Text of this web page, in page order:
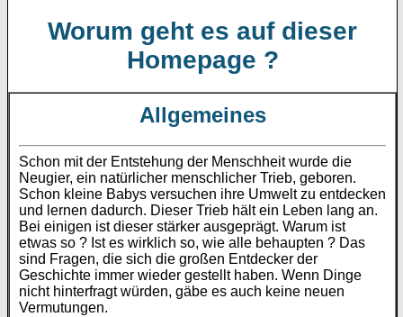
Worum geht es auf dieser
Homepage ?
Allgemeines
Schon mit der Entstehung der Menschheit wurde die
Neugier, ein natürlicher menschlicher Trieb, geboren.
Schon kleine Babys versuchen ihre Umwelt zu entdecken
und lernen dadurch. Dieser Trieb hält ein Leben lang an.
Bei einigen ist dieser stärker ausgeprägt. Warum ist
etwas so ? Ist es wirklich so, wie alle behaupten ? Das
sind Fragen, die sich die großen Entdecker der
Geschichte immer wieder gestellt haben. Wenn Dinge
nicht hinterfragt würden, gäbe es auch keine neuen
Vermutungen.